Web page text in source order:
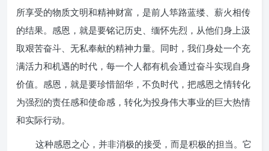
所享受的物质文明和精神财富，是前人筚路蓝缕、薪火相传
的结果。感恩，就是要铭记历史、缅怀先烈，从他们身上汲
取艰苦奋斗、无私奉献的精神力量。同时，我们身处一个充
满活力和机遇的时代，每一个人都有机会通过奋斗实现自身
价值。感恩，就是要珍惜韶华，不负时代，把感恩之情转化
为强烈的责任感和使命感，转化为投身伟大事业的巨大热情
和实际行动。
这种感恩之心，并非消极的接受，而是积极的担当。它